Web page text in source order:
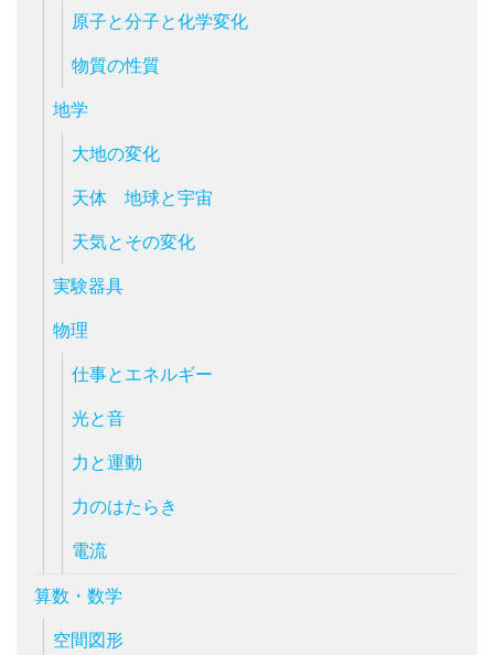
原子と分子と化学変化
物質の性質
地学
大地の変化
天体 地球と宇宙
天気とその変化
実験器具
物理
仕事とエネルギー
光と音
力と運動
力のはたらき
電流
算数・数学
空間図形